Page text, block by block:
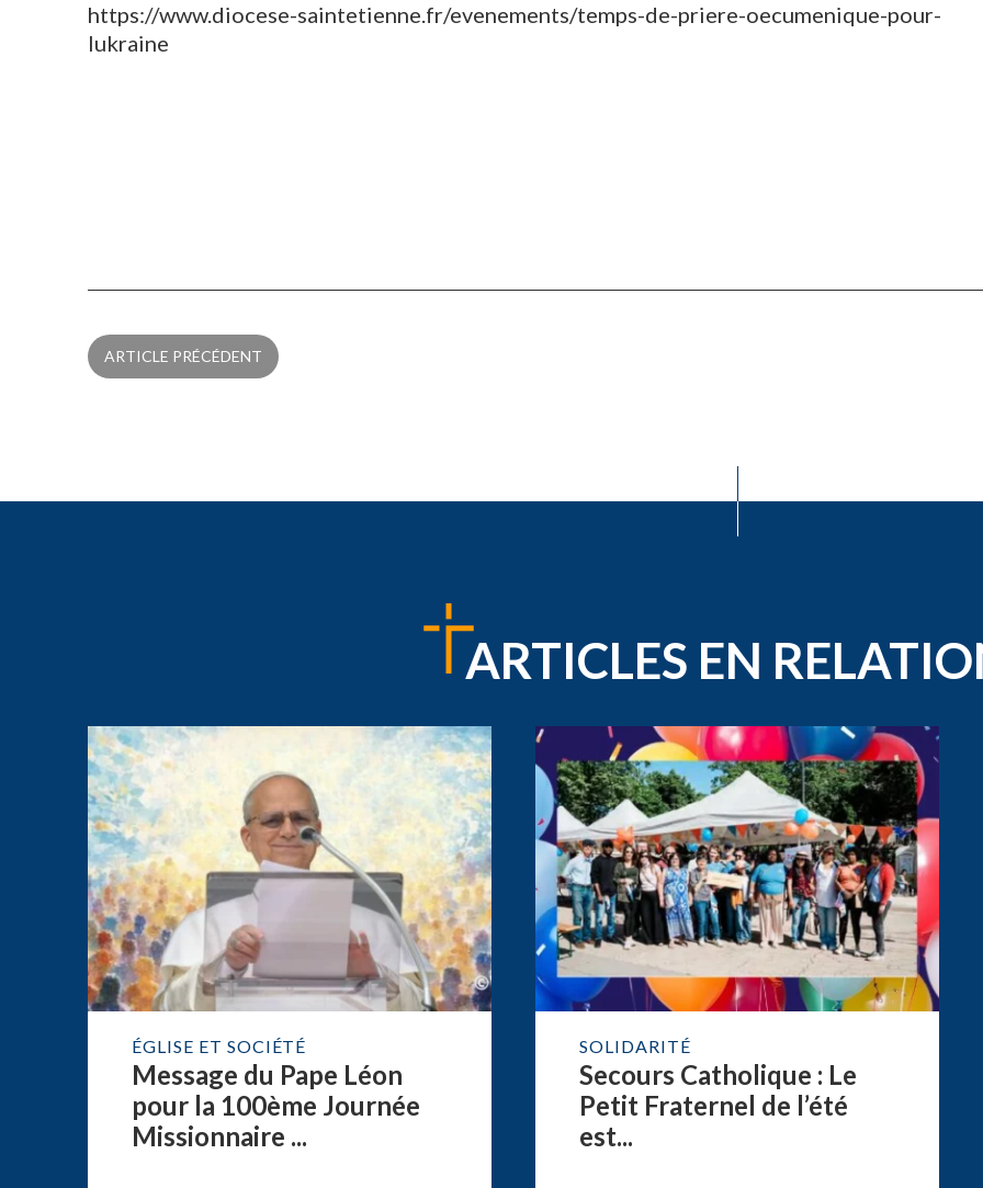
https://www.diocese-saintetienne.fr/evenements/temps-de-priere-oecumenique-pour-
lukraine
ARTICLE PRÉCÉDENT
ARTICLES EN
ÉGLISE ET SOCIÉTÉ
Message du Pape Léon
pour la 100ème Journée
Missionnaire ...
SOLIDARITÉ
Secours Catholique : Le
Petit Fraternel de l’été
est...